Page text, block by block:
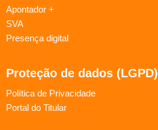
Apontador +
SVA
Presença digital
Proteção de dados (LGPD)
Política de Privacidade
Portal do Titular